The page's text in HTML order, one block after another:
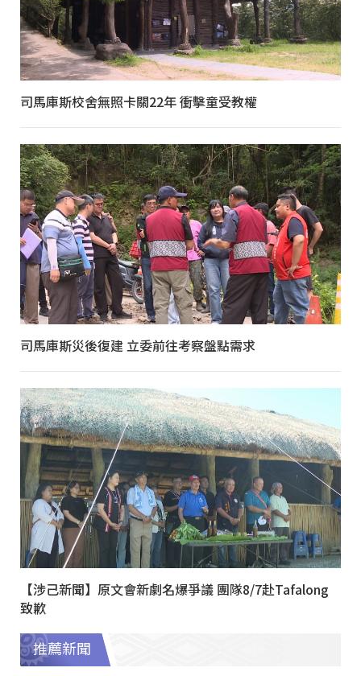
司馬庫斯校舍無照卡關22年 衝擊童受教權
司馬庫斯災後復建 立委前往考察盤點需求
【涉己新聞】原文會新劇名爆爭議 團隊8/7赴Tafalong
致歉
推薦新聞